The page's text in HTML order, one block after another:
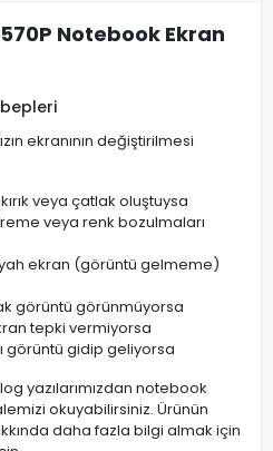
Notebook Ekran
ekranının değiştirilmesi
veya çatlak oluştuysa
veya renk bozulmaları
ekran (görüntü gelmeme)
görüntü görünmüyorsa
tepki vermiyorsa
görüntü gidip geliyorsa
yazılarımızdan notebook
okuyabilirsiniz. Ürünün
daha fazla bilgi almak için